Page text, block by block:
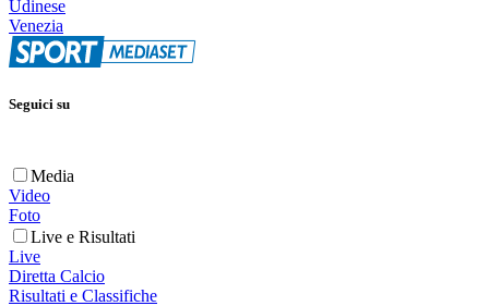
Udinese
Venezia
Seguici su
Media
Video
Foto
Live e Risultati
Live
Diretta Calcio
Risultati e Classifiche